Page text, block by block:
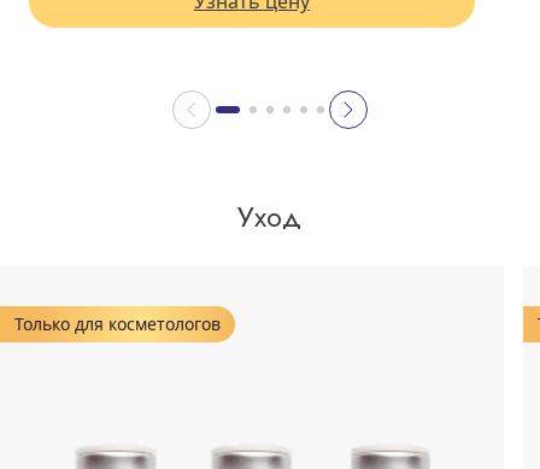
Уход
Только для косметологов